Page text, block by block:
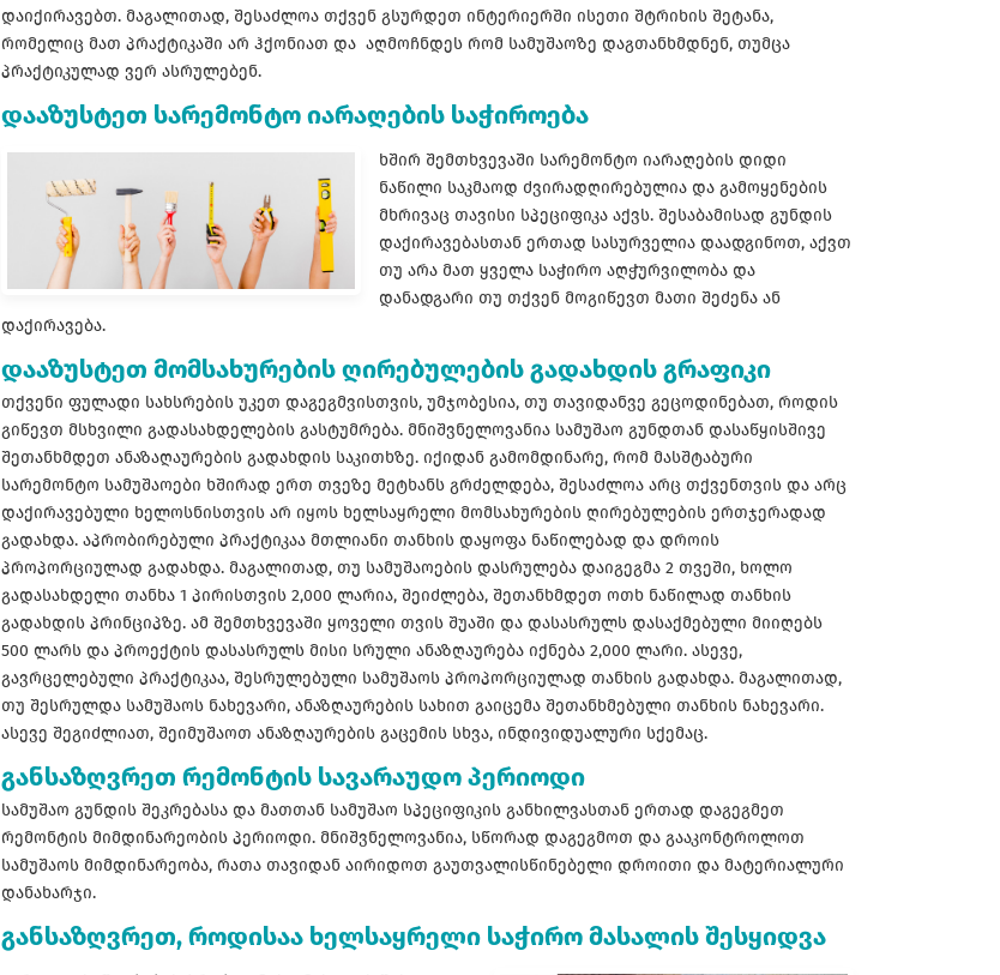
დაიქირავებთ. მაგალითად, შესაძლოა თქვენ გსურდეთ ინტერიერში ისეთი შტრიხის შეტანა,
რომელიც მათ პრაქტიკაში არ ჰქონიათ და აღმოჩნდეს რომ სამუშაოზე დაგთანხმდნენ, თუმცა
პრაქტიკულად ვერ ასრულებენ.
დააზუსტეთ სარემონტო იარაღების საჭიროება
ხშირ შემთხვევაში სარემონტო იარაღების დიდი
ნაწილი საკმაოდ ძვირადღირებულია და გამოყენების
მხრივაც თავისი სპეციფიკა აქვს. შესაბამისად გუნდის
დაქირავებასთან ერთად სასურველია დაადგინოთ, აქვთ
თუ არა მათ ყველა საჭირო აღჭურვილობა და
დანადგარი თუ თქვენ მოგიწევთ მათი შეძენა ან
დაქირავება.
დააზუსტეთ მომსახურების ღირებულების გადახდის გრაფიკი
თქვენი ფულადი სახსრების უკეთ დაგეგმვისთვის, უმჯობესია, თუ თავიდანვე გეცოდინებათ, როდის
გიწევთ მსხვილი გადასახდელების გასტუმრება. მნიშვნელოვანია სამუშაო გუნდთან დასაწყისშივე
შეთანხმდეთ ანაზაღაურების გადახდის საკითხზე. იქიდან გამომდინარე, რომ მასშტაბური
სარემონტო სამუშაოები ხშირად ერთ თვეზე მეტხანს გრძელდება, შესაძლოა არც თქვენთვის და არც
დაქირავებული ხელოსნისთვის არ იყოს ხელსაყრელი მომსახურების ღირებულების ერთჯერადად
გადახდა. აპრობირებული პრაქტიკაა მთლიანი თანხის დაყოფა ნაწილებად და დროის
პროპორციულად გადახდა. მაგალითად, თუ სამუშაოების დასრულება დაიგეგმა 2 თვეში, ხოლო
გადასახდელი თანხა 1 პირისთვის 2,000 ლარია, შეიძლება, შეთანხმდეთ ოთხ ნაწილად თანხის
გადახდის პრინციპზე. ამ შემთხვევაში ყოველი თვის შუაში და დასასრულს დასაქმებული მიიღებს
500 ლარს და პროექტის დასასრულს მისი სრული ანაზღაურება იქნება 2,000 ლარი. ასევე,
გავრცელებული პრაქტიკაა, შესრულებული სამუშაოს პროპორციულად თანხის გადახდა. მაგალითად,
თუ შესრულდა სამუშაოს ნახევარი, ანაზღაურების სახით გაიცემა შეთანხმებული თანხის ნახევარი.
ასევე შეგიძლიათ, შეიმუშაოთ ანაზღაურების გაცემის სხვა, ინდივიდუალური სქემაც.
განსაზღვრეთ რემონტის სავარაუდო პერიოდი
სამუშაო გუნდის შეკრებასა და მათთან სამუშაო სპეციფიკის განხილვასთან ერთად დაგეგმეთ
რემონტის მიმდინარეობის პერიოდი. მნიშვნელოვანია, სწორად დაგეგმოთ და გააკონტროლოთ
სამუშაოს მიმდინარეობა, რათა თავიდან აირიდოთ გაუთვალისწინებელი დროითი და მატერიალური
დანახარჯი.
განსაზღვრეთ, როდისაა ხელსაყრელი საჭირო მასალის შესყიდვა